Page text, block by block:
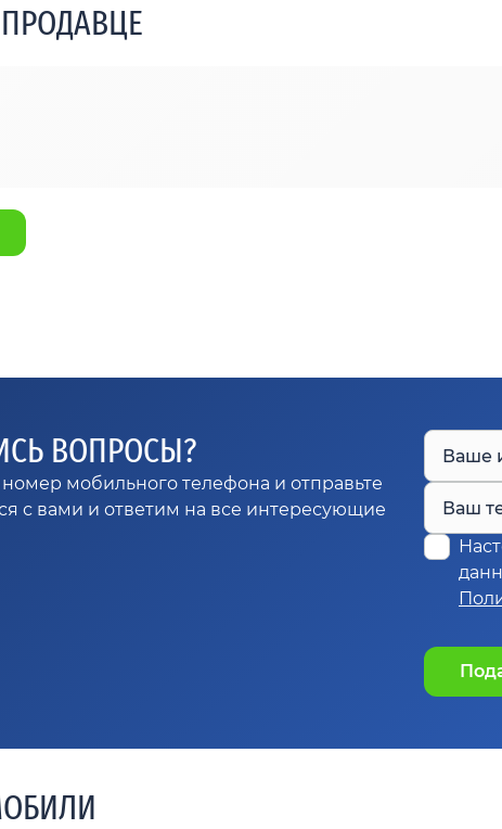
ВОПРОСЫ?
мобильного телефона и отправьте
с вами и ответим на все интересующие
Ваше
Ваш